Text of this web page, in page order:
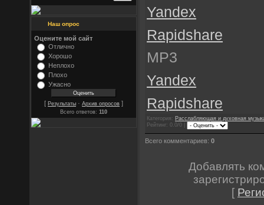
Наш опрос
Оцените мой сайт
Отлично
Хорошо
Неплохо
Плохо
Ужасно
[ Результаты · Архив опросов ]
Всего ответов: 110
Yandex
Rapidshare
MP3
Yandex
Rapidshare
Категория: Расслабляющая и духовная
Рейтинг: 0.0/0 |
Всего комментариев: 0
Добавлять
[